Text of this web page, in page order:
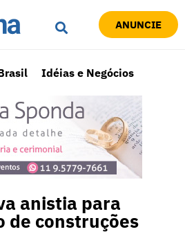
ANUNCIE
Idéias e Negócios
anistia para
de construções